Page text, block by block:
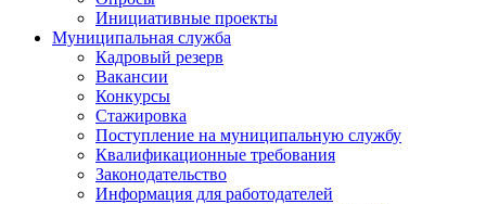
Инициативные проекты
Муниципальная служба
Кадровый резерв
Вакансии
Конкурсы
Стажировка
Поступление на муниципальную службу
Квалификационные требования
Законодательство
Информация для работодателей